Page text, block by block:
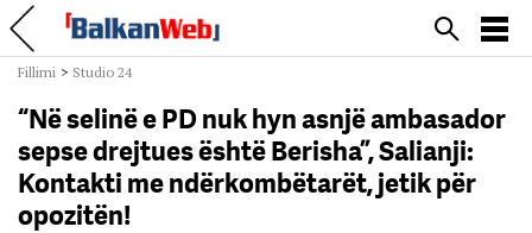
Fillimi > Studio 24
“Në selinë e PD nuk hyn asnjë ambasador
sepse drejtues është Berisha”, Salianji:
Kontakti me ndërkombëtarët, jetik për
opozitën!